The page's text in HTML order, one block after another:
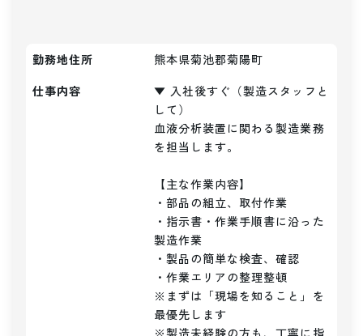
勤務地住所
熊本県菊池郡菊陽町
仕事内容
▼ 入社後すぐ（製造スタッフと
して）
血液分析装置に関わる製造業務
を担当します。
【主な作業内容】
・部品の組立、取付作業
・指示書・作業手順書に沿った
製造作業
・製品の簡単な検査、確認
・作業エリアの整理整頓
※まずは「現場を知ること」を
最優先します
※製造未経験の方も、丁寧に指